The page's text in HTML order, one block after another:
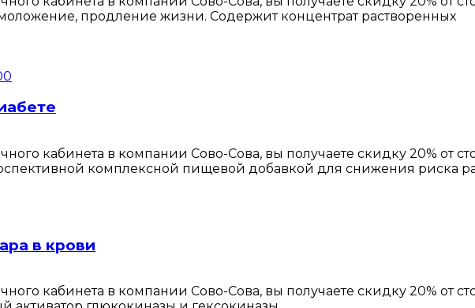
продление жизни. Содержит концентрат растворенных
кабинета в компании Сово-Сова, вы получаете скидку 20% от
комплексной пищевой добавкой для снижения риска
в крови
кабинета в компании Сово-Сова, вы получаете скидку 20% от